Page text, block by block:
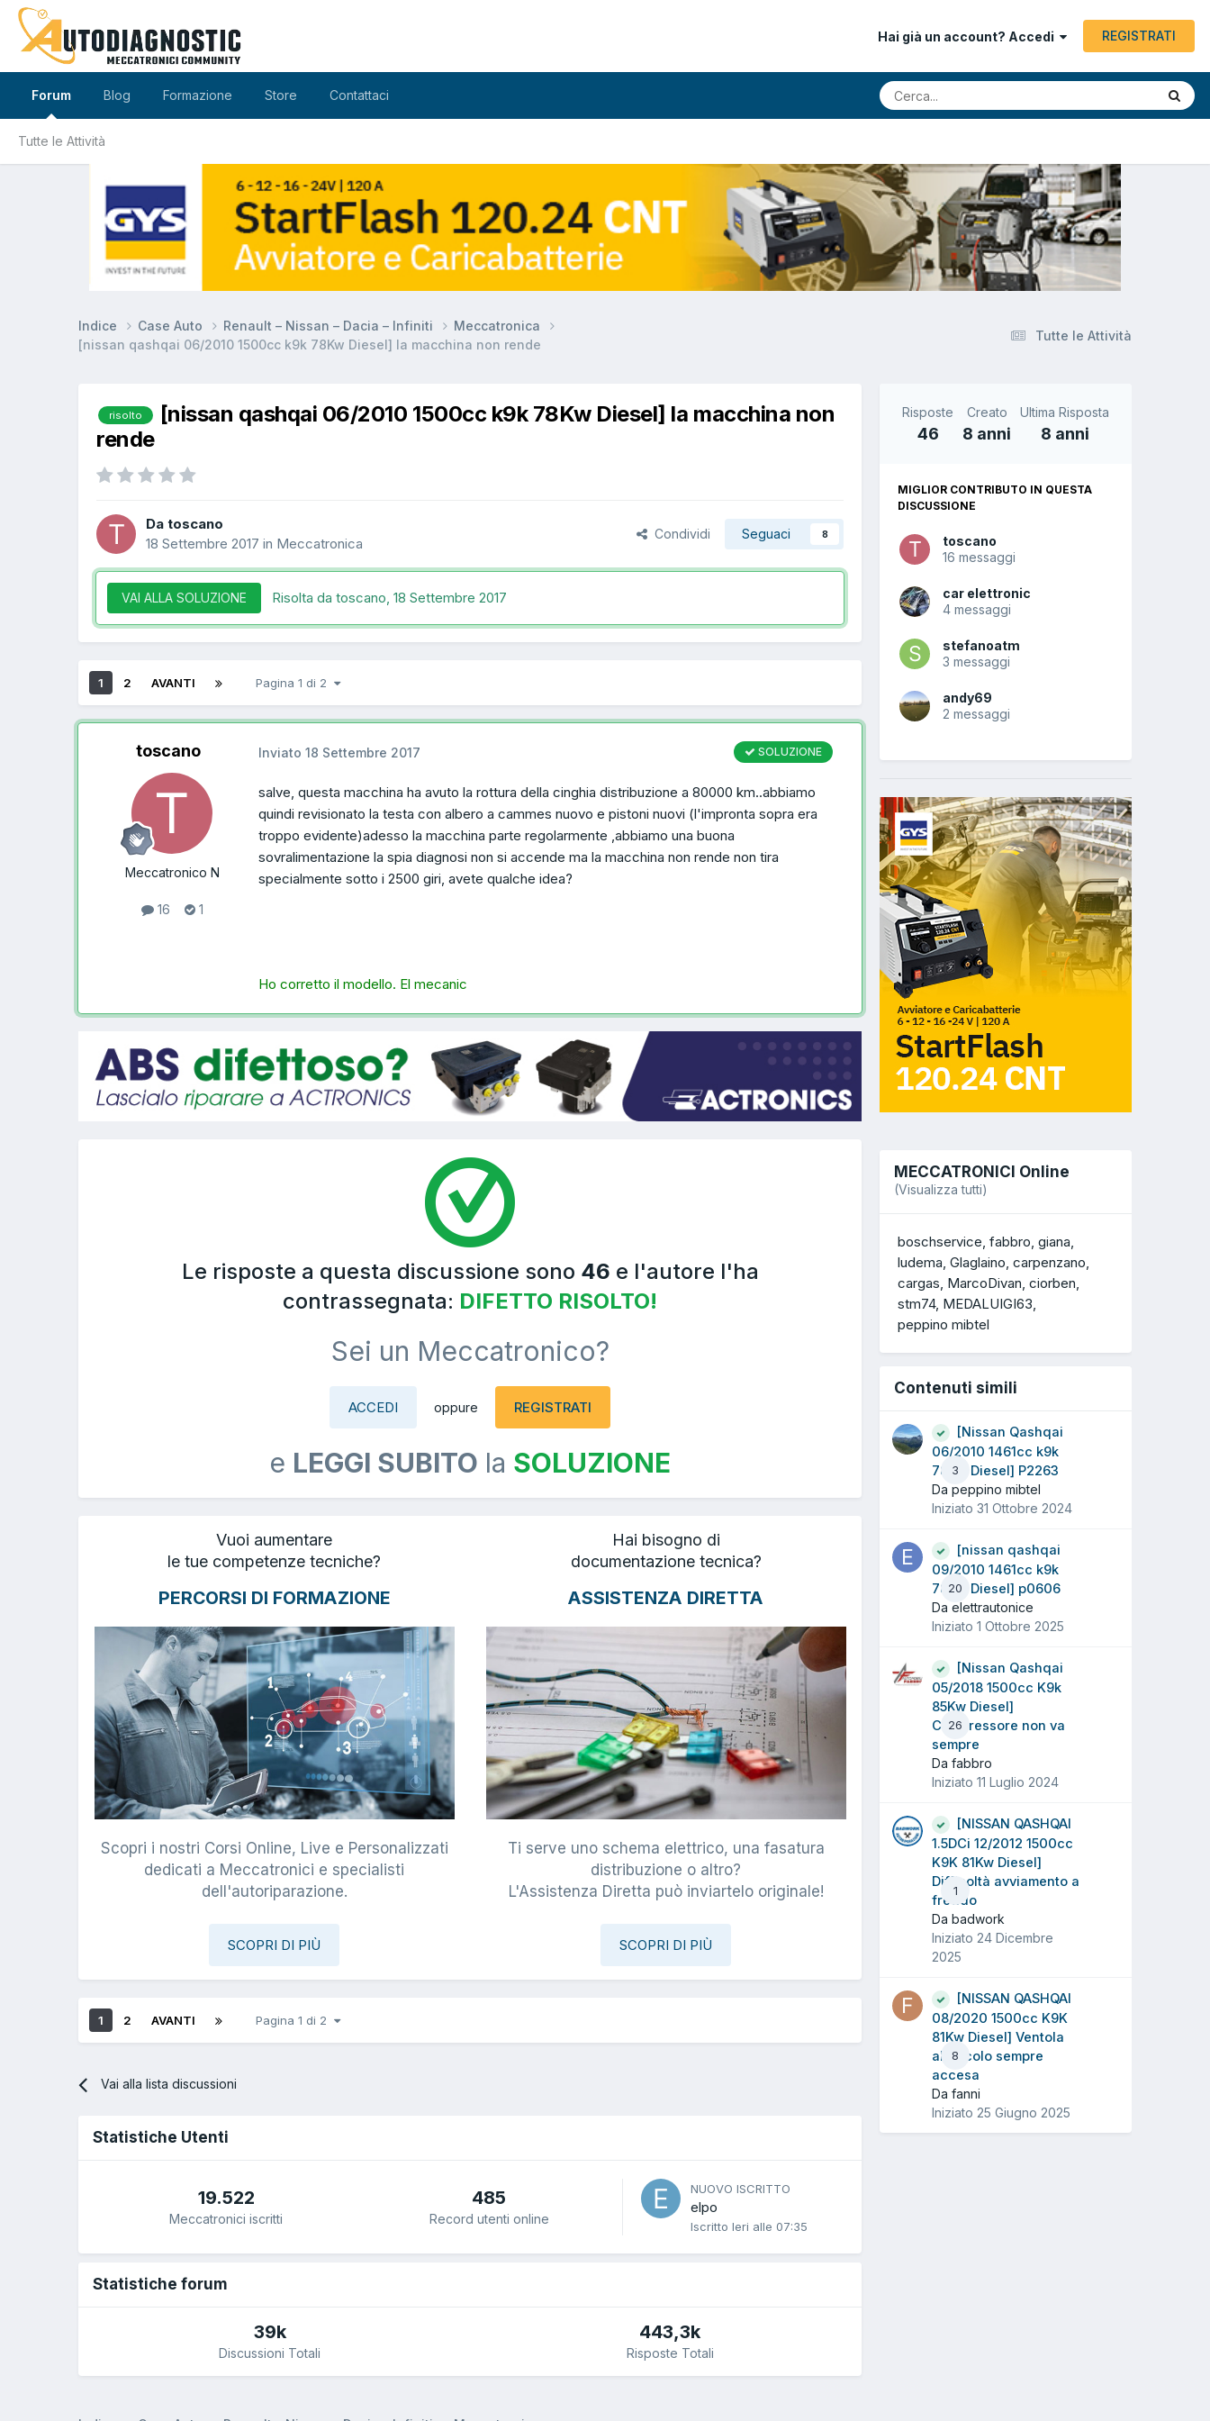
Hai già un account? Accedi REGISTRATI
Forum
Tutte le Attività
Blog Formazione Store Contattaci
Tutte le Attività
Indice Case Auto Renault – Nissan – Dacia – Infiniti
Meccatronica
[nissan qashqai 06/2010 1500cc k9k 78Kw Diesel] la macchina non rende
risolto
[nissan qashqai 06/2010 1500cc k9k 78Kw Diesel] la macchina non
rende
Da toscano
18 Settembre 2017 in Meccatronica
Condividi Seguaci 8
VAI ALLA SOLUZIONE Risolta da toscano, 18 Settembre 2017
1 2 AVANTI Pagina 1 di 2
toscano
Meccatronico N
16 1
SOLUZIONE
Inviato 18 Settembre 2017
salve, questa macchina ha avuto la rottura della cinghia distribuzione a 80000 km..abbiamo
quindi revisionato la testa con albero a cammes nuovo e pistoni nuovi (l'impronta sopra era
troppo evidente)adesso la macchina parte regolarmente ,abbiamo una buona
sovralimentazione la spia diagnosi non si accende ma la macchina non rende non tira
specialmente sotto i 2500 giri, avete qualche idea?
Ho corretto il modello. El mecanic
Le risposte a questa discussione sono 46 e l'autore l'ha
contrassegnata: DIFETTO RISOLTO!
Sei un Meccatronico?
ACCEDI oppure REGISTRATI
e LEGGI SUBITO la SOLUZIONE
Vuoi aumentare
le tue competenze tecniche?
PERCORSI DI FORMAZIONE
Scopri i nostri Corsi Online, Live e Personalizzati
dedicati a Meccatronici e specialisti
dell'autoriparazione.
SCOPRI DI PIÙ
Hai bisogno di
documentazione tecnica?
ASSISTENZA DIRETTA
Ti serve uno schema elettrico, una fasatura
distribuzione o altro?
L'Assistenza Diretta può inviartelo originale!
SCOPRI DI PIÙ
1 2 AVANTI Pagina 1 di 2
Vai alla lista discussioni
Statistiche Utenti
19.522
Meccatronici iscritti
485
Record utenti online
NUOVO ISCRITTO
elpo
Iscritto Ieri alle 07:35
Statistiche forum
39k
Discussioni Totali
443,3k
Risposte Totali
Risposte
46
Creato
8 anni
Ultima Risposta
8 anni
MIGLIOR CONTRIBUTO IN QUESTA
DISCUSSIONE
toscano
16 messaggi
car elettronic
4 messaggi
stefanoatm
3 messaggi
andy69
2 messaggi
MECCATRONICI Online
(Visualizza tutti)
boschservice fabbro giana
ludema Glaglaino carpenzano
cargas MarcoDivan ciorben
stm74 MEDALUIGI63
peppino mibtel
Contenuti simili
3
[Nissan Qashqai
06/2010 1461cc k9k
78Kw Diesel] P2263
Da peppino mibtel
Iniziato 31 Ottobre 2024
20
[nissan qashqai
09/2010 1461cc k9k
78Kw Diesel] p0606
Da elettrautonice
Iniziato 1 Ottobre 2025
26
[Nissan Qashqai
05/2018 1500cc K9k
85Kw Diesel]
Compressore non va
sempre
Da fabbro
Iniziato 11 Luglio 2024
1
[NISSAN QASHQAI
1.5DCi 12/2012 1500cc
K9K 81Kw Diesel]
Difficoltà avviamento a
freddo
Da badwork
Iniziato 24 Dicembre
2025
8
[NISSAN QASHQAI
08/2020 1500cc K9K
81Kw Diesel] Ventola
abitacolo sempre
accesa
Da fanni
Iniziato 25 Giugno 2025